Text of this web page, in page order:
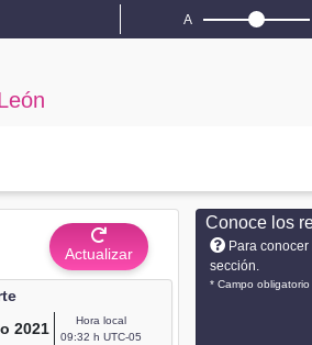
A
Actualizar
2021
Hora local
09:32 h UTC-05
Conoce los
Para conocer
sección.
* Campo obligatorio